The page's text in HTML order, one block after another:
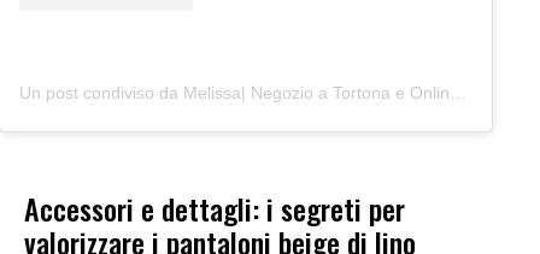
Accessori e dettagli: i segreti per
valorizzare i pantaloni beige di lino